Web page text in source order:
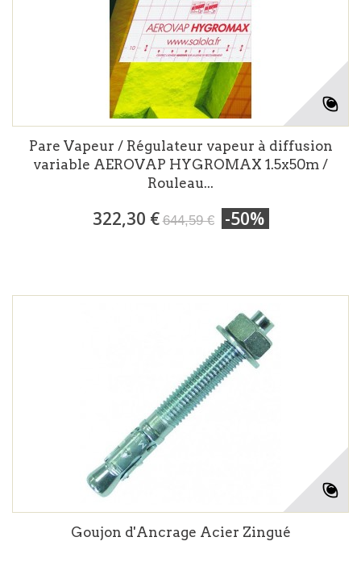
Pare Vapeur / Régulateur vapeur à diffusion
variable AEROVAP HYGROMAX 1.5x50m /
Rouleau...
322,30 € 644,59 € -50%
Goujon d'Ancrage Acier Zingué